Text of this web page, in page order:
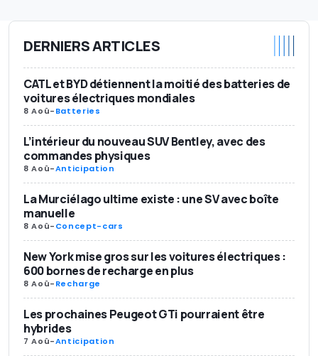
DERNIERS ARTICLES
CATL et BYD détiennent la moitié des batteries de
voitures électriques mondiales
8 Aoû-Batteries
L’intérieur du nouveau SUV Bentley, avec des
commandes physiques
8 Aoû-Anticipation
La Murciélago ultime existe : une SV avec boîte
manuelle
8 Aoû-Concept-cars
New York mise gros sur les voitures électriques :
600 bornes de recharge en plus
8 Aoû-Recharge
Les prochaines Peugeot GTi pourraient être
hybrides
7 Aoû-Anticipation